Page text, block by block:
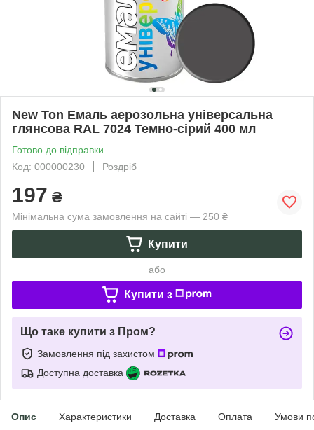
New Ton Емаль аерозольна універсальна
глянсова RAL 7024 Темно-сірий 400 мл
Готово до відправки
Код: 000000230
Роздріб
197 ₴
Мінімальна сума замовлення на сайті — 250 ₴
Купити
або
Купити з
Що таке купити з Пром?
Замовлення під захистом
Доступна доставка
Опис Характеристики Доставка Оплата Умови